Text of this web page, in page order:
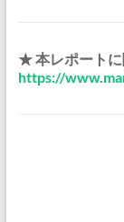
★ 本レポート
https://